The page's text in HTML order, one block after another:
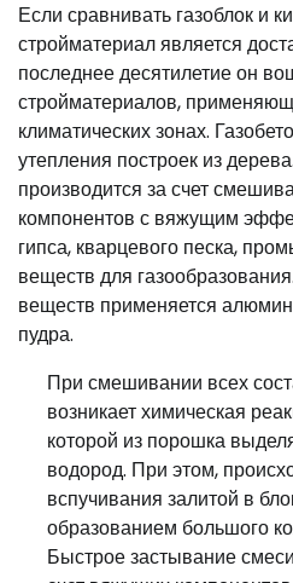
Если сравнивать газоблок и
стройматериал является
последнее десятилетие он
стройматериалов,
климатических зонах.
утепления построек из
производится за счет
компонентов с вяжущим
гипса, кварцевого песка,
веществ для
веществ применяется
пудра.
При смешивании всех
возникает химическая
которой из порошка
водород. При этом,
вспучивания залитой в
образованием большого
Быстрое застывание